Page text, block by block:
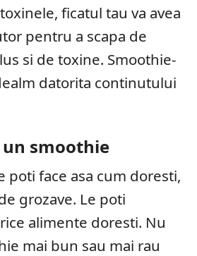
ficatul tau va avea
pentru a scapa de
si de toxine. Smoothie-
datorita continutului
un smoothie
poti face asa cum doresti,
grozave. Le poti
alimente doresti. Nu
mai bun sau mai rau